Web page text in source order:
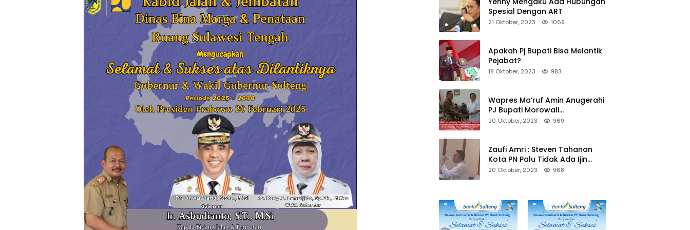
Spesial Dengan ART
21 Oktober, 2023 1069
Apakah Pj Bupati Bisa Melantik
Pejabat?
18 Oktober, 2023 983
Wapres Ma’ruf Amin Anugerahi
PJ Bupati Morowali
Penghargaan Paritrana Award
20 Oktober, 2023 969
Zaufi Amri : Steven Tahanan
Kota PN Palu Tidak Ada Ijin
Keluar Kota
20 Oktober, 2023 968